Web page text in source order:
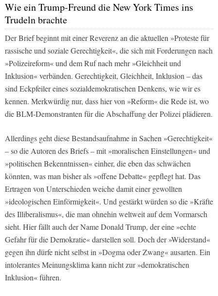
Wie ein Trump-Freund die New York Times ins
Trudeln brachte
Der Brief beginnt mit einer Reverenz an die aktuellen »Proteste für
rassische und soziale Gerechtigkeit«, die sich mit Forderungen nach
»Polizeireform« und dem Ruf nach mehr »Gleichheit und
Inklusion« verbänden. Gerechtigkeit, Gleichheit, Inklusion – das
sind Eckpfeiler eines sozialdemokratischen Denkens, wie wir es
kennen. Merkwürdig nur, dass hier von »Reform« die Rede ist, wo
die BLM-Demonstranten für die Abschaffung der Polizei plädieren.
Allerdings geht diese Bestandsaufnahme in Sachen »Gerechtigkeit«
– so die Autoren des Briefs – mit »moralischen Einstellungen« und
»politischen Bekenntnissen« einher, die eben das schwächen
könnten, was man bisher als »offene Debatte« gepflegt hat. Das
Ertragen von Unterschieden weiche damit einer gewollten
»ideologischen Einförmigkeit«. Und gestärkt würden so die »Kräfte
des Illiberalismus«, die man ohnehin weltweit auf dem Vormarsch
sieht. Hier fällt auch der Name Donald Trump, der eine »echte
Gefahr für die Demokratie« darstellen soll. Doch der »Widerstand«
gegen ihn dürfe nicht selbst in »Dogma oder Zwang« ausarten. Ein
intolerantes Meinungsklima kann nicht zur »demokratischen
Inklusion« führen.